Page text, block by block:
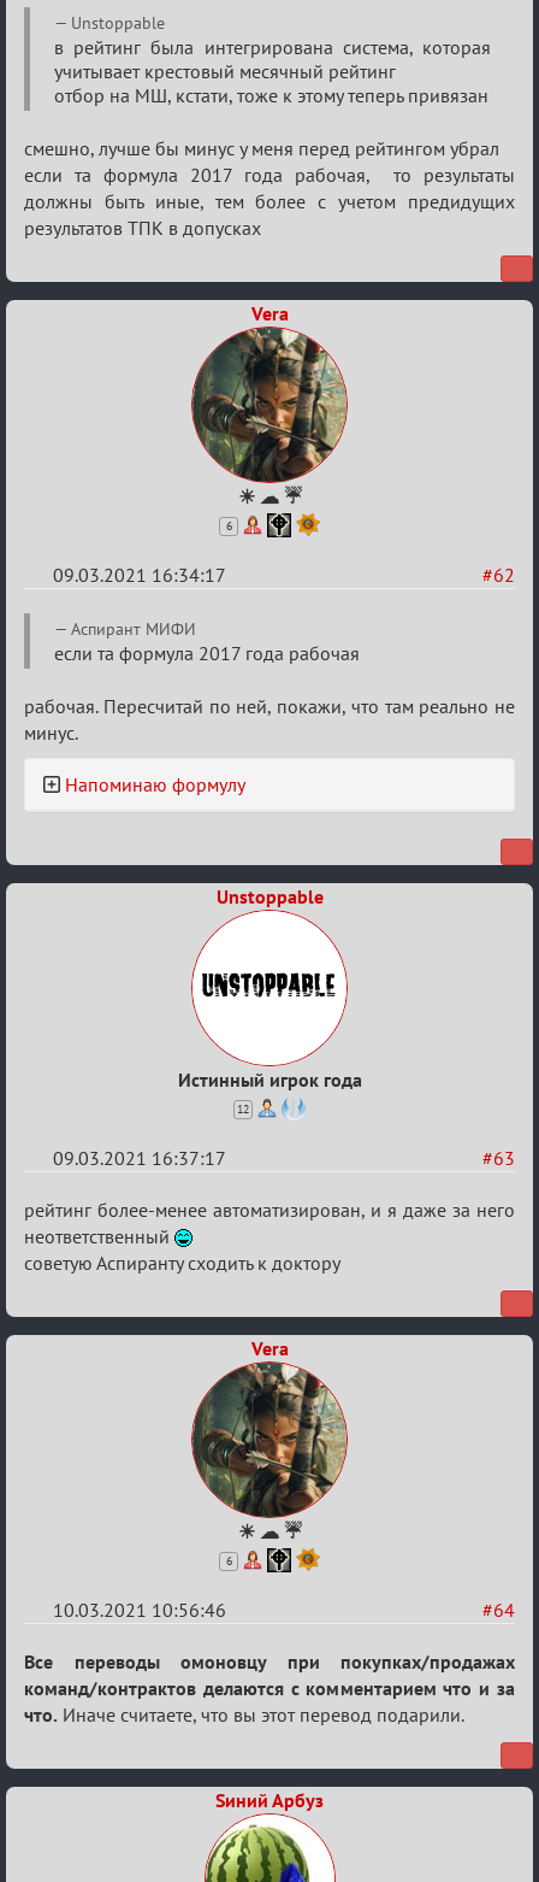
Re:
Разговоры
XIX
ТПК.
Unstoppable
в рейтинг была интегрирована система, которая
учитывает крестовый месячный рейтинг
отбор на МШ, кстати, тоже к этому теперь привязан
смешно, лучше бы минус у меня перед рейтингом убрал
если та формула 2017 года рабочая, то результаты
должны быть иные, тем более с учетом предидущих
результатов ТПК в допусках
Vera
☀ ☁ ☔
6
#62
09.03.2021 16:34:17
Re:
Разговоры
XIX
ТПК.
Аспирант МИФИ
если та формула 2017 года рабочая
рабочая. Пересчитай по ней, покажи, что там реально не
минус.
Напоминаю формулу
Unstoppable
Истинный игрок года
12
#63
09.03.2021 16:37:17
Re:
Разговоры
о
ТПК.
рейтинг более-менее автоматизирован, и я даже за него
неответственный
советую Аспиранту сходить к доктору
Vera
☀ ☁ ☔
6
#64
10.03.2021 10:56:46
Re:
Разговоры
о
ТПК.
Все переводы омоновцу при покупках/продажах
команд/контрактов делаются с комментарием что и за
что. Иначе считаете, что вы этот перевод подарили.
Sиний Арбуз